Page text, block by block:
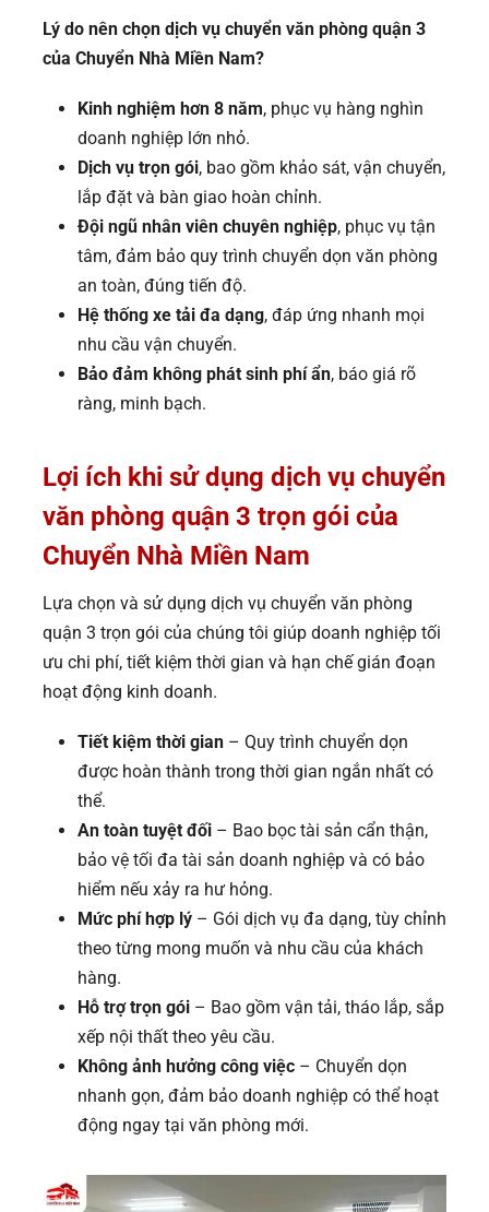
Lý do nên chọn dịch vụ chuyển văn phòng quận 3
của Chuyển Nhà Miền Nam?
Kinh nghiệm hơn 8 năm, phục vụ hàng nghìn
doanh nghiệp lớn nhỏ.
Dịch vụ trọn gói, bao gồm khảo sát, vận chuyển,
lắp đặt và bàn giao hoàn chỉnh.
Đội ngũ nhân viên chuyên nghiệp, phục vụ tận
tâm, đảm bảo quy trình chuyển dọn văn phòng
an toàn, đúng tiến độ.
Hệ thống xe tải đa dạng, đáp ứng nhanh mọi
nhu cầu vận chuyển.
Bảo đảm không phát sinh phí ẩn, báo giá rõ
ràng, minh bạch.
Lợi ích khi sử dụng dịch vụ chuyển
văn phòng quận 3 trọn gói của
Chuyển Nhà Miền Nam
Lựa chọn và sử dụng dịch vụ chuyển văn phòng
quận 3 trọn gói của chúng tôi giúp doanh nghiệp tối
ưu chi phí, tiết kiệm thời gian và hạn chế gián đoạn
hoạt động kinh doanh.
Tiết kiệm thời gian – Quy trình chuyển dọn
được hoàn thành trong thời gian ngắn nhất có
thể.
An toàn tuyệt đối – Bao bọc tài sản cẩn thận,
bảo vệ tối đa tài sản doanh nghiệp và có bảo
hiểm nếu xảy ra hư hỏng.
Mức phí hợp lý – Gói dịch vụ đa dạng, tùy chỉnh
theo từng mong muốn và nhu cầu của khách
hàng.
Hỗ trợ trọn gói – Bao gồm vận tải, tháo lắp, sắp
xếp nội thất theo yêu cầu.
Không ảnh hưởng công việc – Chuyển dọn
nhanh gọn, đảm bảo doanh nghiệp có thể hoạt
động ngay tại văn phòng mới.